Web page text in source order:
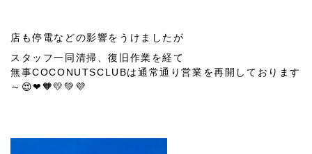
店も停電などの影響をうけましたが
スタッフ一同清掃、復旧作業を経て
無事COCONUTSCLUBは通常通り営業を再開しております
～😍❤🧡💛💚💜